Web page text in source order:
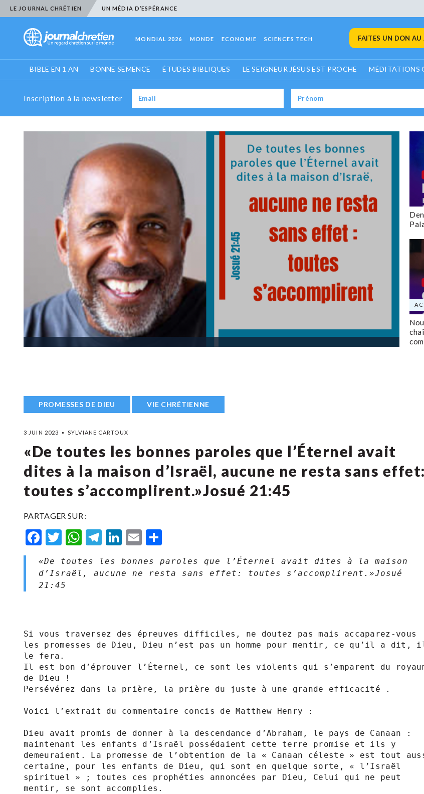
LE JOURNAL CHRÉTIEN UN MÉDIA D’ESPÉRANCE
MONDIAL 2026 MONDE ECONOMIE SCIENCES TECH FAITES UN DON AU
BIBLE EN 1 AN BONNE SEMENCE ÉTUDES BIBLIQUES LE SEIGNEUR JÉSUS EST PROCHE MÉDITATIONS
Inscription à la newsletter
PROMESSES DE DIEU VIE CHRÉTIENNE
3 JUIN 2023 SYLVIANE CARTOUX
«De toutes les bonnes paroles que l’Éternel avait
dites à la maison d’Israël, aucune ne resta sans effet:
toutes s’accomplirent.»Josué‬ ‭21‬:‭45‬
PARTAGER SUR :
Facebook
Twitter
WhatsApp
Telegram
LinkedIn
Email
«De toutes les bonnes paroles que l’Éternel avait dites à la maison
d’Israël, aucune ne resta sans effet: toutes s’accomplirent.»Josué‬
‭21‬:‭45‬
Si vous traversez des épreuves difficiles, ne doutez pas mais accaparez-vous
les promesses de Dieu, Dieu n’est pas un homme pour mentir, ce qu’il a dit,
le fera.
Il est bon d’éprouver l’Éternel, ce sont les violents qui s’emparent du
de Dieu !
Persévérez dans la prière, la prière du juste à une grande efficacité .
Voici l’extrait du commentaire concis de Matthew Henry :
Dieu avait promis de donner à la descendance d’Abraham, le pays de Canaan :
maintenant les enfants d’Israël possédaient cette terre promise et ils y
demeuraient. La promesse de l’obtention de la « Canaan céleste » est tout
certaine, pour les enfants de Dieu, qui sont en quelque sorte, « l’Israël
spirituel » ; toutes ces prophéties annoncées par Dieu, Celui qui ne peut
mentir, se sont accomplies.